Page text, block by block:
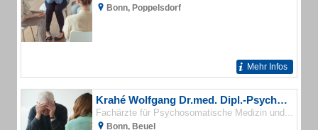
Bonn, Poppelsdorf
Mehr Infos
Krahé Wolfgang Dr.med. Dipl.-Psych. Facharzt für Psychosomatische Medizin und Psychotherapie
Fachärzte für Psychosomatische Medizin und Psychotherapie
Bonn, Beuel